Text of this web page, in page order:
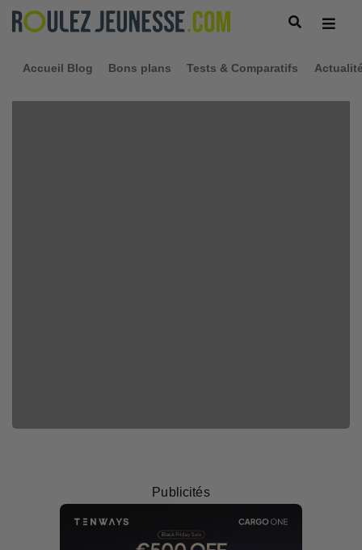
Accueil Blog Bons plans Tests & Comparatifs
Publicités